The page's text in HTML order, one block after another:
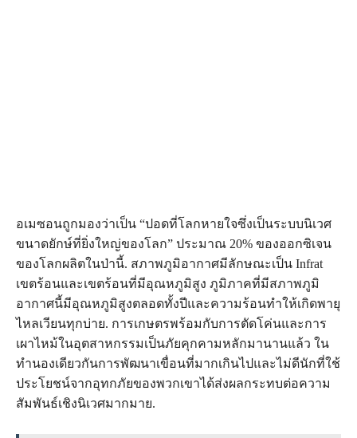
อเมซอนถูกมองว่าเป็น “ปอดที่โลกหายใจซึ่งเป็นระบบนิเวศ
ขนาดยักษ์ที่ยิ่งใหญ่ของโลก” ประมาณ 20% ของออกซิเจน
ของโลกผลิตในป่านี้. สภาพภูมิอากาศมีลักษณะเป็น Infrat
เขตร้อนและเขตร้อนที่มีอุณหภูมิสูง ภูมิภาคที่มีสภาพภูมิ
อากาศนี้มีอุณหภูมิสูงตลอดทั้งปีและความร้อนทำให้เกิดพายุ
ไหลเวียนทุกบ่าย. การเกษตรพร้อมกับการตัดโค่นและการ
เผาไหม้ในอุตสาหกรรมเป็นภัยคุกคามหลักมานานแล้ว ใน
ทำนองเดียวกันการพัฒนาเขื่อนที่มากเกินไปและไม่ดีนักที่ใช้
ประโยชน์จากอุทกภัยของพวกเขาได้ส่งผลกระทบต่อความ
สัมพันธ์เชิงนิเวศมากมาย.